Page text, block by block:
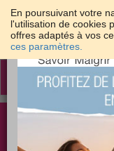
En poursuivant votre
l'utilisation de cookies
offres adaptés à vos
ces paramètres.
Toggle
Les meilleures